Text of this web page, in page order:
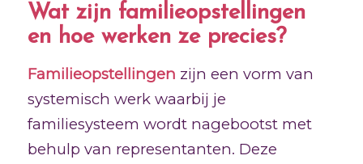
Wat zijn familieopstellingen
en hoe werken ze precies?
Familieopstellingen zijn een vorm van
systemisch werk waarbij je
familiesysteem wordt nagebootst met
behulp van representanten. Deze